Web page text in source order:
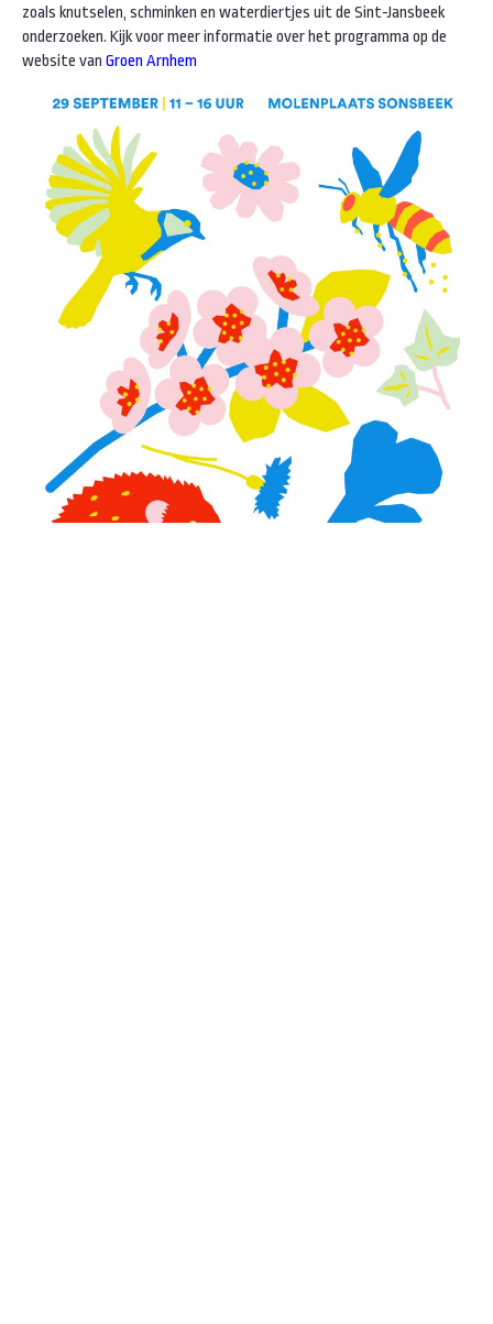
zoals knutselen, schminken en waterdiertjes uit de Sint-Jansbeek
onderzoeken. Kijk voor meer informatie over het programma op de
website van Groen Arnhem